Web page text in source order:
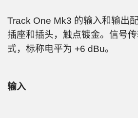
Track One Mk3 的输入和输出
插座和插头，触点镀金。信号
式，标称电平为 +6 dBu。
输入